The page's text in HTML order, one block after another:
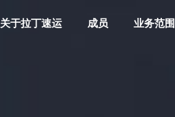
关于拉丁速运 成员 业务范围